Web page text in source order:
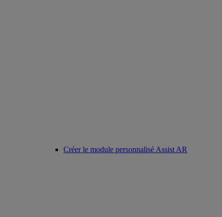
Créer le module personnalisé Assist AR